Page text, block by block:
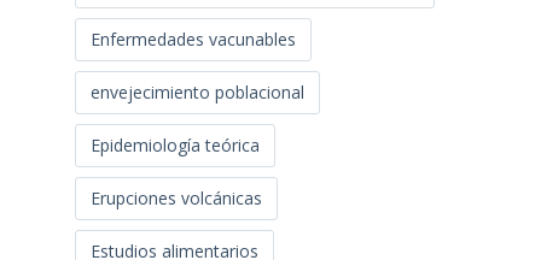
Enfermedades vacunables
envejecimiento poblacional
Epidemiología teórica
Erupciones volcánicas
Estudios alimentarios